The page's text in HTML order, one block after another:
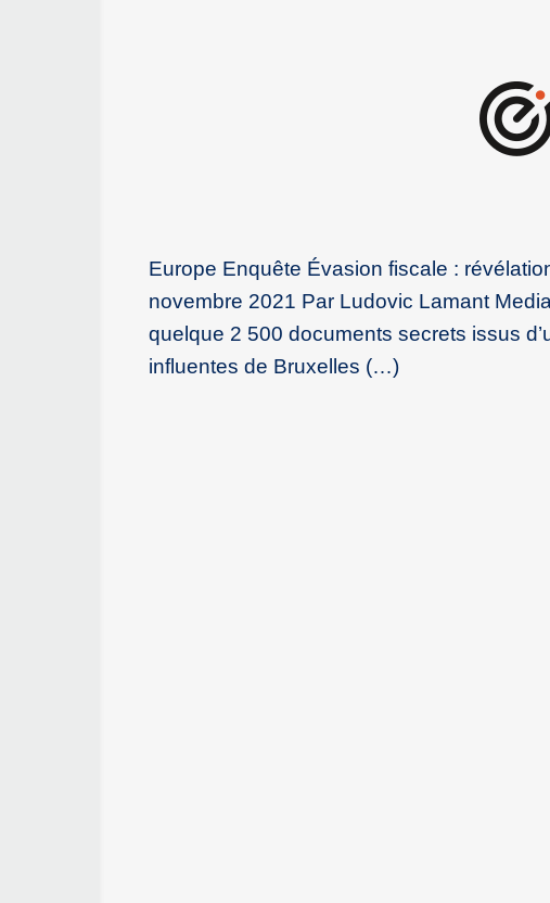
Europe Enquête Évasion fiscale :
novembre 2021 Par Ludovic Lamant
quelque 2 500 documents secrets issus
influentes de Bruxelles (…)